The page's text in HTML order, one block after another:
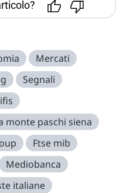
Mercati
Segnali
monte paschi siena
Ftse mib
Mediobanca
italiane